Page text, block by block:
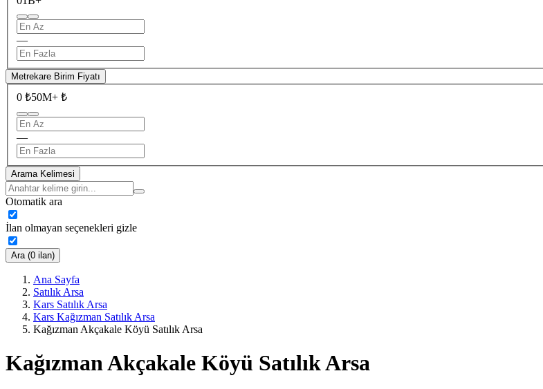
—
Metrekare Birim Fiyatı
0 ₺50M+ ₺
—
Arama Kelimesi
Otomatik ara
İlan olmayan seçenekleri gizle
Ara (0 ilan)
Ana Sayfa
Satılık Arsa
Kars Satılık Arsa
Kars Kağızman Satılık Arsa
Kağızman Akçakale Köyü Satılık Arsa
Kağızman Akçakale Köyü Satılık Arsa